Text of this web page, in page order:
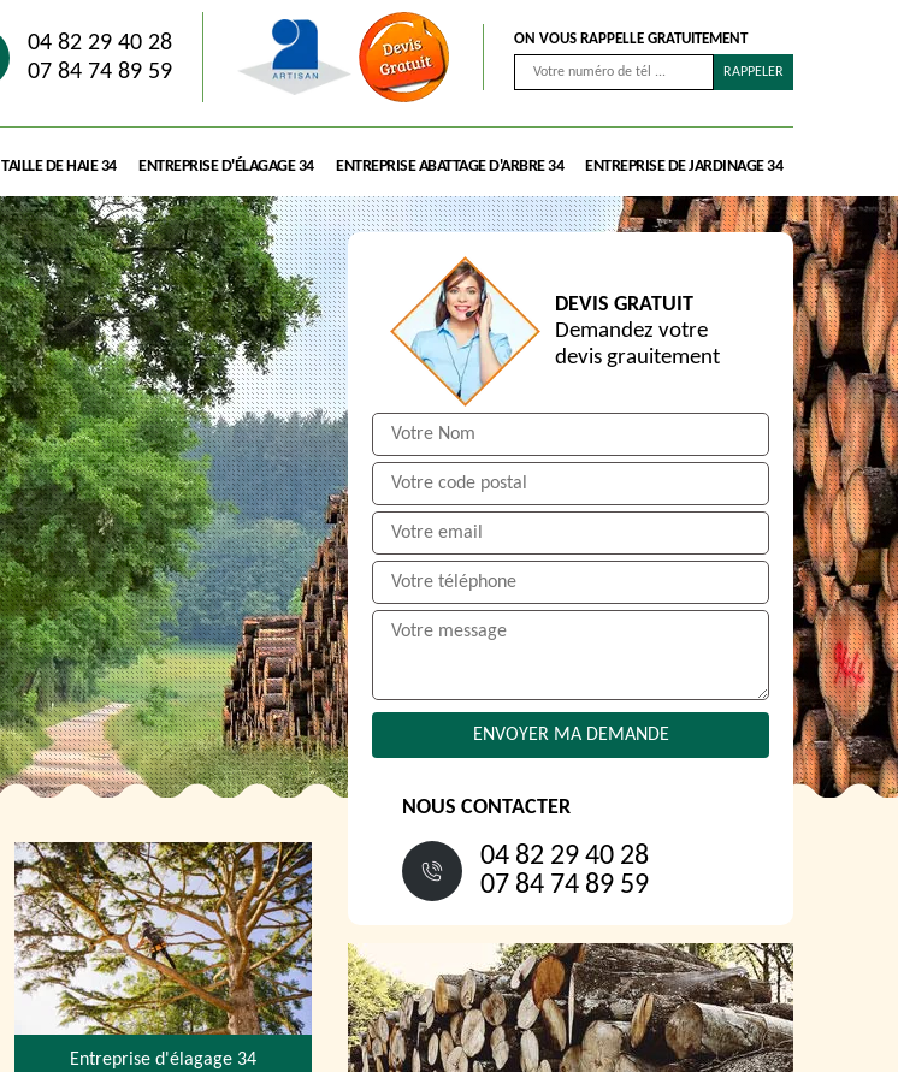
04 82 29 40 28
07 84 74 89 59
ON VOUS RAPPELLE GRATUITEMENT
TAILLE DE HAIE 34 ENTREPRISE D'ÉLAGAGE 34 ENTREPRISE ABATTAGE D'ARBRE 34 ENTREPRISE DE JARDINAGE 34
Entreprise d'élagage 34
DEVIS GRATUIT
Demandez votre
devis grauitement
NOUS CONTACTER
04 82 29 40 28
07 84 74 89 59